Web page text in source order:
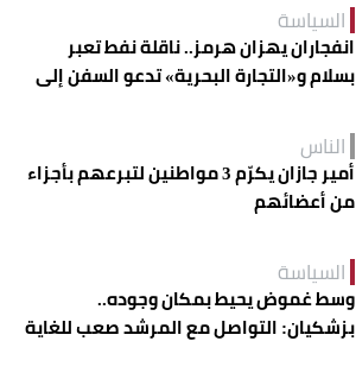
السياسة
انفجاران يهزان هرمز.. ناقلة نفط تعبر
بسلام و«التجارة البحرية» تدعو السفن إلى
الناس
أمير جازان يكرّم 3 مواطنين لتبرعهم بأجزاء
من أعضائهم
السياسة
وسط غموض يحيط بمكان وجوده..
بزشكيان: التواصل مع المرشد صعب للغاية